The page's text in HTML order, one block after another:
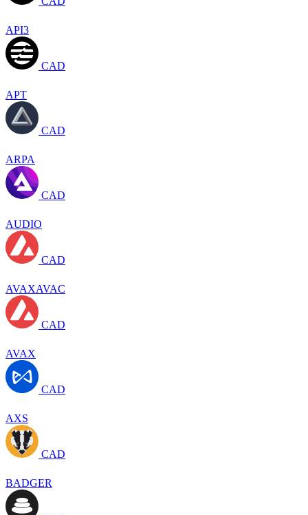
API3
CAD
APT
CAD
ARPA
CAD
AUDIO
CAD
AVAXAVAC
CAD
AVAX
CAD
AXS
CAD
BADGER